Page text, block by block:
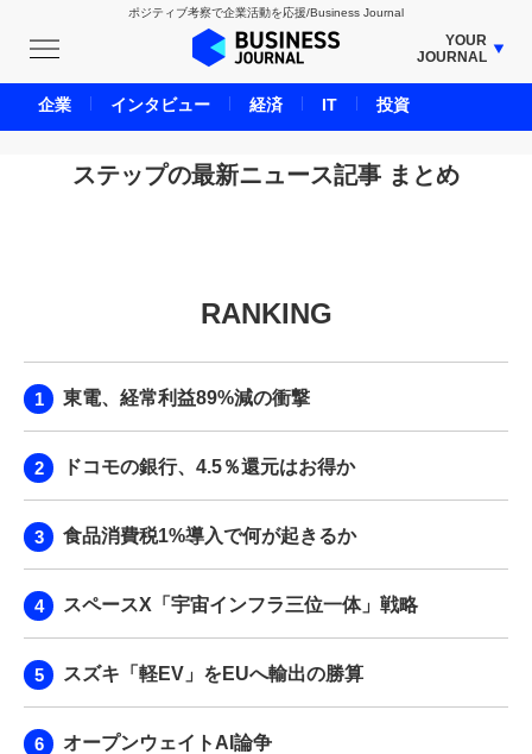
ポジティブ考察で企業活動を応援/Business Journal
YOUR
JOURNAL
BUSINESS JOURNAL
UNICORN JOURNAL
CARBON CREDITS JOURNAL
LIFE ENDING JOURNAL
BPaaS JOURNAL
ステップの最新ニュース記事 まとめ
RANKING
東電、経常利益89%減の衝撃
ドコモの銀行、4.5％還元はお得か
食品消費税1%導入で何が起きるか
スペースX「宇宙インフラ三位一体」戦略
スズキ「軽EV」をEUへ輸出の勝算
オープンウェイトAI論争
企業 インタビュー 経済 IT 投資